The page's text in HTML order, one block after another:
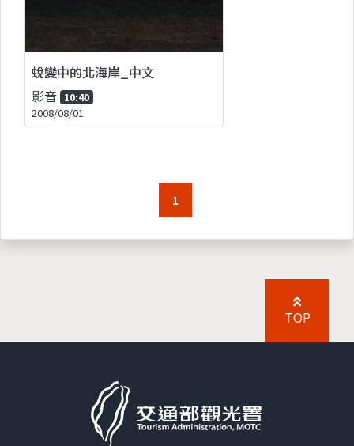
蛻變中的北海岸_中文
影音 10:40
2008/08/01
1
TOP